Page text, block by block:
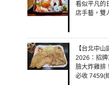
看似平凡的
店手藝，雙
【台北中
2026：招
臉大炸雞排
必收 7459(